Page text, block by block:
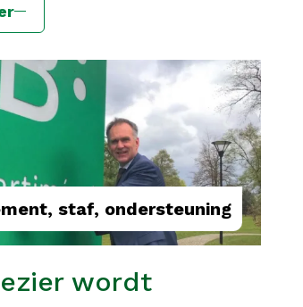
wordt
staf, ondersteuning